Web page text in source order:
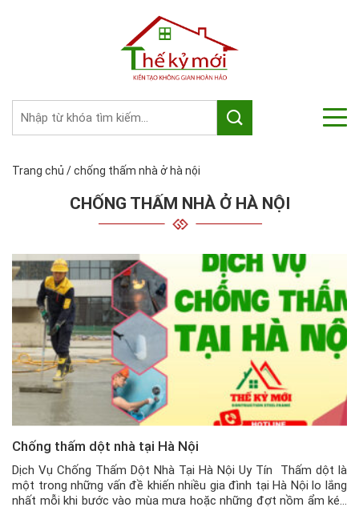
Trang chủ /chống thấm nhà ở hà nội
CHỐNG THẤM NHÀ Ở HÀ NỘI
Chống thấm dột nhà tại Hà Nội
Dịch Vụ Chống Thấm Dột Nhà Tại Hà Nội Uy Tín Thấm dột là
một trong những vấn đề khiến nhiều gia đình tại Hà Nội lo lắng
nhất mỗi khi bước vào mùa mưa hoặc những đợt nồm ẩm kéo